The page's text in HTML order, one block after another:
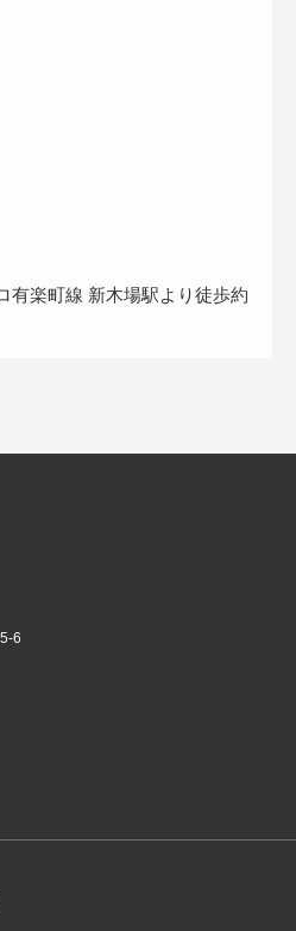
有楽町線 新木場駅より徒歩約
6